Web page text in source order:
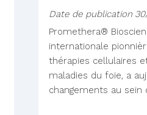
Date de publication
Promethera®
internationale
thérapies cellulaires
maladies du foie, a
changements au sein